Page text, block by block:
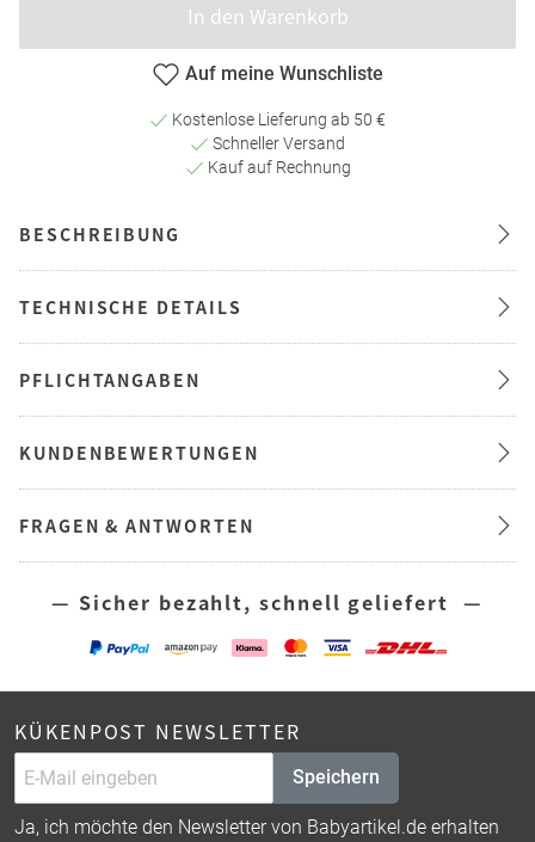
In den Warenkorb
Auf meine Wunschliste
Kostenlose Lieferung ab 50 €
Schneller Versand
Kauf auf Rechnung
BESCHREIBUNG
TECHNISCHE DETAILS
PFLICHTANGABEN
KUNDENBEWERTUNGEN
FRAGEN & ANTWORTEN
— Sicher bezahlt, schnell geliefert —
KÜKENPOST NEWSLETTER
Speichern
Ja, ich möchte den Newsletter von Babyartikel.de erhalten